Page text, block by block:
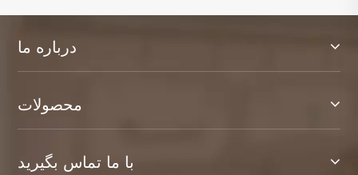
درباره ما
محصولات
با ما تماس بگیرید